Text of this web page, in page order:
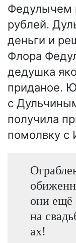
Федулычем
рублей.
деньги и
Флора
дедушка
приданое.
с
получила
помолвку с
они ещё
на
ах!